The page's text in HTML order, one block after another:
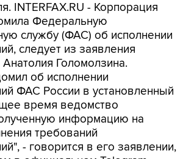
INTERFAX.RU - Корпорация
Федеральную
службу (ФАС) об исполнении
следует из заявления
Голомолзина.
об исполнении
ФАС России в установленный
время ведомство
информацию на
требований
- говорится в его заявлении,